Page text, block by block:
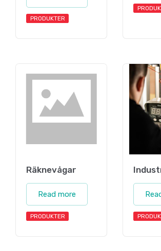
PRODUKTER
Räknevågar
Read more
PRODUKTER